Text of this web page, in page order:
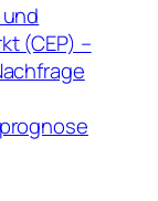
(CEP) –